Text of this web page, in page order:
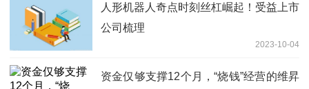
人形机器人奇点时刻丝杠崛起！受益上市
公司梳理
2023-10-04
资金仅够支撑12个月，“烧钱”经营的维昇